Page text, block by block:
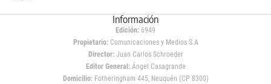
Información
Edición: 6949
Propietario:Comunicaciones y Medios S.A
Director: Juan Carlos Schroeder
Editor General:Ángel Casagrande
Domicilio:Fotheringham 445, Neuquén (CP 8300)